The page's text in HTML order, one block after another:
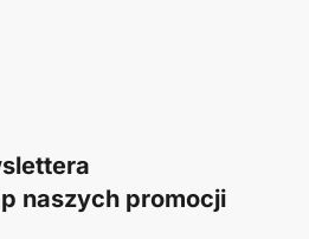
naszych promocji